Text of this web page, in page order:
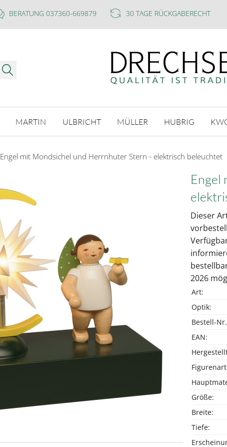
BERATUNG 037360-669879 30 TAGE RÜCKGABERECHT
MARTIN ULBRICHT MÜLLER HUBRIG
Engel mit Mondsichel und Herrnhuter Stern - elektrisch beleuchtet
Engel
Dieser
2026
Art:
Optik:
Bestell-
EAN:
Größe:
Breite:
Tiefe: